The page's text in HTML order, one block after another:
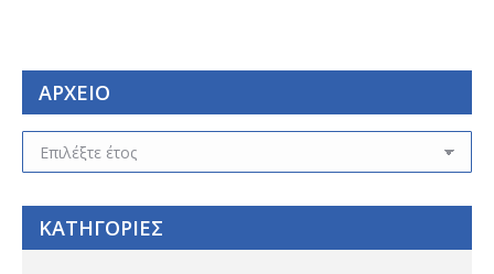
ΑΡΧΕΙΟ
ΑΡΧΕΙΟ
ΚΑΤΗΓΟΡΙΕΣ